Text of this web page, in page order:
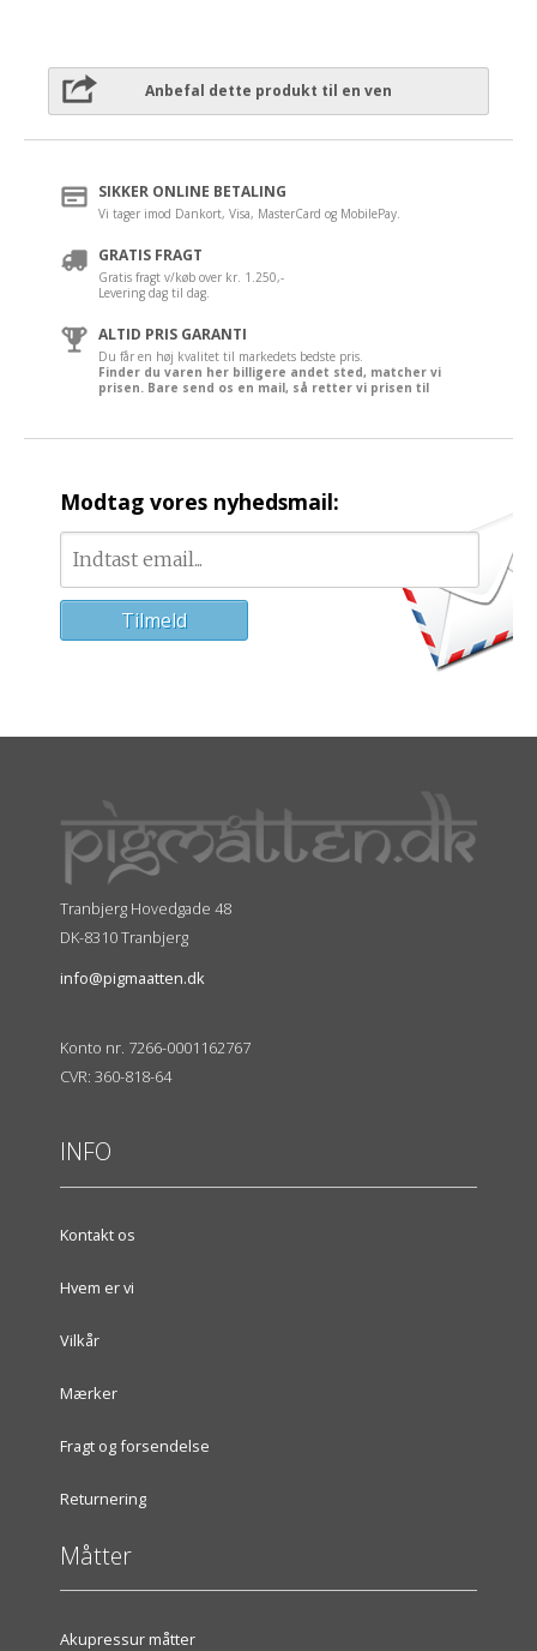
Anbefal dette produkt til en ven
SIKKER ONLINE BETALING
Vi tager imod Dankort, Visa, MasterCard og MobilePay.
GRATIS FRAGT
Gratis fragt v/køb over kr. 1.250,-
Levering dag til dag.
ALTID PRIS GARANTI
Du får en høj kvalitet til markedets bedste pris.
Finder du varen her billigere andet sted, matcher vi
prisen. Bare send os en mail, så retter vi prisen til
Modtag vores nyhedsmail:
Tranbjerg Hovedgade 48
DK-8310 Tranbjerg
info@pigmaatten.dk
Konto nr. 7266-0001162767
CVR: 360-818-64
INFO
Kontakt os
Hvem er vi
Vilkår
Mærker
Fragt og forsendelse
Returnering
Måtter
Akupressur måtter